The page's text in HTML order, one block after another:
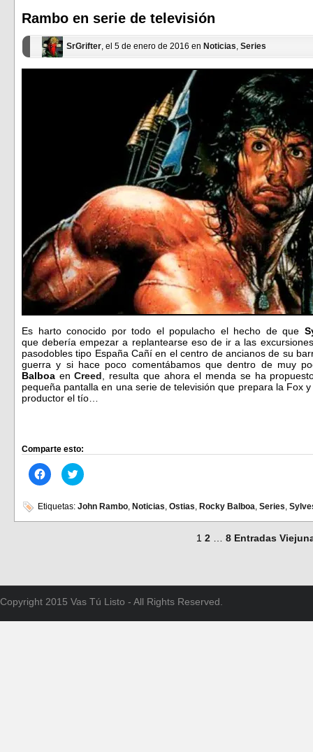
ventana
nueva)
ventana
nueva)
Rambo en serie de televisión
SrGrifter, el 5 de enero de 2016 en Noticias, Series
Es harto conocido por todo el populacho el hecho de que
que debería empezar a replantearse eso de ir a las
pasodobles tipo España Cañí en el centro de ancianos de su
guerra y si hace poco comentábamos que dentro de muy
Balboa enCreed , resulta que ahora el menda se ha
pequeña pantalla en una serie de televisión que prepara la Fox
productor el tío…
Comparte esto:
Haz
clic
en
Facebook
(Se
Haz
clic
en
(Se
Etiquetas: John Rambo, Noticias, Ostias, Rocky Balboa, Series,
1 2 8 Entradas
Copyright 2015 Vas Tú Listo - All Rights Reserved.